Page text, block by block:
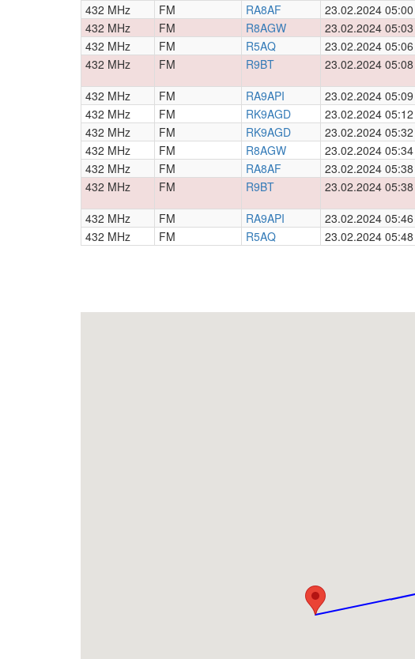
432 MHz
FM RA8AF 23.02.2024 05:00
432 MHz
FM R8AGW 23.02.2024 05:03
432 MHz
FM R5AQ 23.02.2024 05:06
432 MHz
FM R9BT 23.02.2024 05:08
432 MHz FM RA9API 23.02.2024 05:09
432 MHz
FM RK9AGD 23.02.2024 05:12
432 MHz
FM RK9AGD 23.02.2024 05:32
432 MHz
FM R8AGW 23.02.2024 05:34
432 MHz
FM RA8AF 23.02.2024 05:38
432 MHz
FM R9BT 23.02.2024 05:38
432 MHz FM RA9API 23.02.2024 05:46
432 MHz
FM R5AQ 23.02.2024 05:48